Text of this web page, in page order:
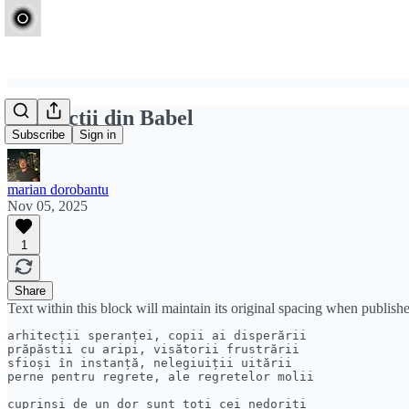
Subscribe Sign in
Arhitecții din Babel
marian dorobantu
Nov 05, 2025
1
Share
Text within this block will maintain its original spacing when
arhitecții speranței, copii ai disperării
prăpăstii cu aripi, visătorii frustrării
sfioși în instanță, nelegiuiții uitării
perne pentru regrete, ale regretelor molii
cuprinși de un dor sunt toți cei nedoriți